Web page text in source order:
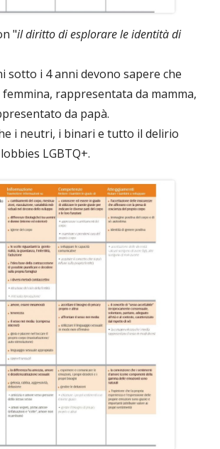
"il diritto di esplorare le identità di
sotto i 4 anni devono sapere che
rappresentata da mamma,
da papà.
i neutri, i binari e tutto il delirio
LGBTQ+.